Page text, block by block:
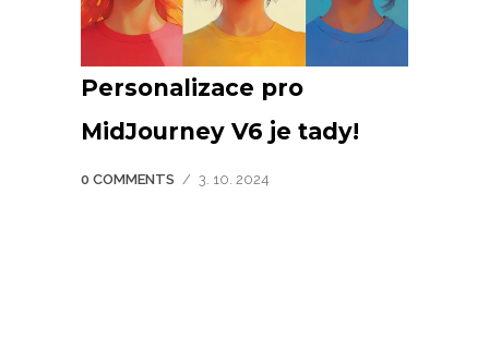
Personalizace pro
MidJourney V6 je tady!
0 COMMENTS / 3. 10. 2024